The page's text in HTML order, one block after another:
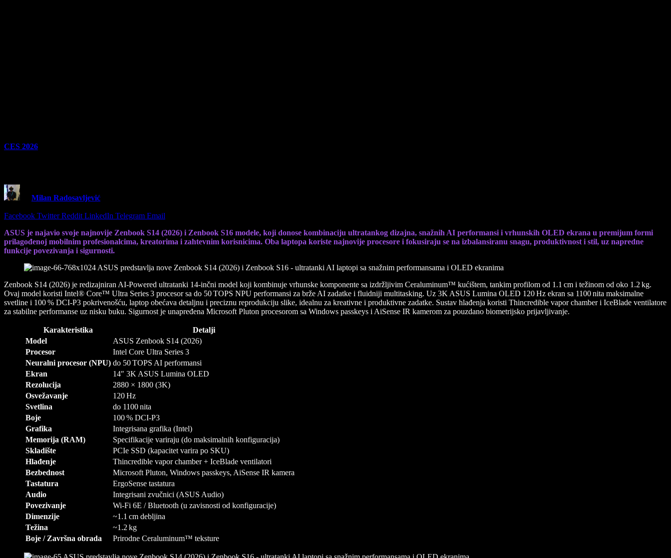
CES 2026
Milan Radosavljević
Facebook Twitter Reddit LinkedIn Telegram Email
ASUS je najavio svoje najnovije Zenbook S14 (2026) i Zenbook S16 modele, koji donose kombinaciju ultratankog dizajna, snažnih AI performansi i vrhunskih OLED ekrana u premijum formi
prilagođenoj mobilnim profesionalcima, kreatorima i zahtevnim korisnicima. Oba laptopa koriste najnovije procesore i fokusiraju se na izbalansiranu snagu, produktivnost i stil, uz napredne
funkcije povezivanja i sigurnosti.
Zenbook S14 (2026) je redizajniran AI‑Powered ultratanki 14‑inčni model koji kombinuje vrhunske komponente sa izdržljivim Ceraluminum™ kućištem, tankim profilom od 1.1 cm i težinom od oko 1.2 kg.
Ovaj model koristi Intel® Core™ Ultra Series 3 procesor sa do 50 TOPS NPU performansi za brže AI zadatke i fluidniji multitasking. Uz 3K ASUS Lumina OLED 120 Hz ekran sa 1100 nita maksimalne
svetline i 100 % DCI‑P3 pokrivenošću, laptop obećava detaljnu i preciznu reprodukciju slike, idealnu za kreativne i produktivne zadatke. Sustav hlađenja koristi Thincredible vapor chamber i IceBlade ventilatore
za stabilne performanse uz nisku buku. Sigurnost je unapređena Microsoft Pluton procesorom sa Windows passkeys i AiSense IR kamerom za pouzdano biometrijsko prijavljivanje.
Karakteristika
Detalji
Model
ASUS Zenbook S14 (2026)
Procesor
Intel Core Ultra Series 3
Neuralni procesor (NPU) do 50 TOPS AI performansi
Ekran
14″ 3K ASUS Lumina OLED
Rezolucija
2880 × 1800 (3K)
Osvežavanje
120 Hz
Svetlina
do 1100 nita
Boje
100 % DCI‑P3
Grafika
Integrisana grafika (Intel)
Memorija (RAM)
Specifikacije variraju (do maksimalnih konfiguracija)
Skladište
PCIe SSD (kapacitet varira po SKU)
Hlađenje
Thincredible vapor chamber + IceBlade ventilatori
Bezbednost
Microsoft Pluton, Windows passkeys, AiSense IR kamera
Tastatura
ErgoSense tastatura
Audio
Integrisani zvučnici (ASUS Audio)
Povezivanje
Wi‑Fi 6E / Bluetooth (u zavisnosti od konfiguracije)
Dimenzije
~1.1 cm debljina
Težina
~1.2 kg
Boje / Završna obrada
Prirodne Ceraluminum™ teksture